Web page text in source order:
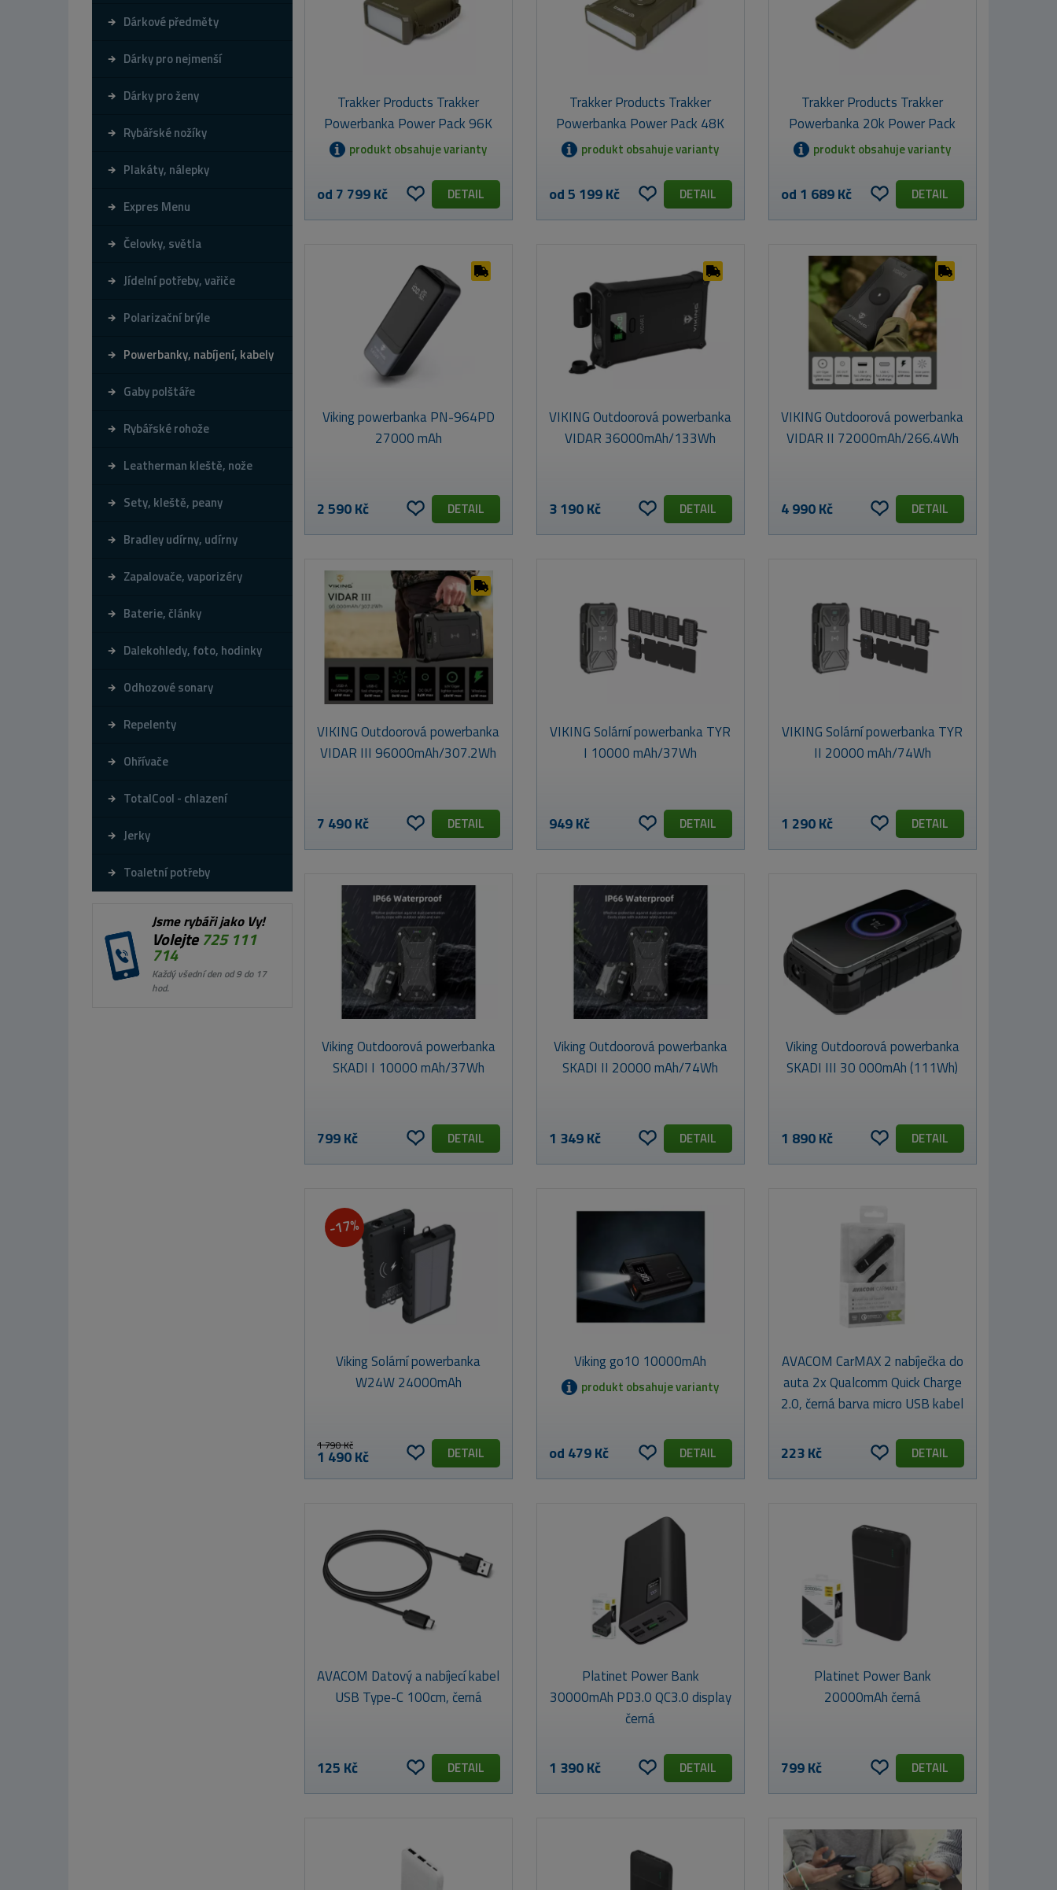
Dárkové předměty
Dárky pro nejmenší
Dárky pro ženy
Rybářské nožíky
Plakáty, nálepky
Expres Menu
Čelovky, světla
Jídelní potřeby, vařiče
Polarizační brýle
Powerbanky, nabíjení, kabely
Gaby polštáře
Rybářské rohože
Leatherman kleště, nože
Sety, kleště, peany
Bradley udírny, udírny
Zapalovače, vaporizéry
Baterie, články
Dalekohledy, foto, hodinky
Odhozové sonary
Repelenty
Ohřívače
TotalCool - chlazení
Jerky
Toaletní potřeby
Jsme rybáři jako Vy!
Volejte725 111
714
Každý všední den od 9 do 17
hod.
Trakker Products Trakker
Powerbanka Power Pack 96K
produkt obsahuje varianty
od 7 799 Kč DETAIL
Trakker Products Trakker
Powerbanka Power Pack 48K
produkt obsahuje varianty
od 5 199 Kč DETAIL
Trakker Products Trakker
Powerbanka 20k Power Pack
produkt obsahuje varianty
od 1 689 Kč DETAIL
Viking powerbanka PN-964PD
27000 mAh
2 590 Kč DETAIL
VIKING Outdoorová powerbanka
VIDAR 36000mAh/133Wh
3 190 Kč DETAIL
VIKING Outdoorová powerbanka
VIDAR II 72000mAh/266.4Wh
4 990 Kč DETAIL
VIKING Outdoorová powerbanka
VIDAR III 96000mAh/307.2Wh
7 490 Kč DETAIL
VIKING Solární powerbanka TYR
I 10000 mAh/37Wh
949 Kč DETAIL
VIKING Solární powerbanka TYR
II 20000 mAh/74Wh
1 290 Kč DETAIL
Viking Outdoorová powerbanka
SKADI I 10000 mAh/37Wh
799 Kč DETAIL
Viking Outdoorová powerbanka
SKADI II 20000 mAh/74Wh
1 349 Kč DETAIL
Viking Outdoorová powerbanka
SKADI III 30 000mAh (111Wh)
1 890 Kč DETAIL
-17%
Viking Solární powerbanka
W24W 24000mAh
1 790 Kč
1 490 Kč DETAIL
Viking go10 10000mAh
produkt obsahuje varianty
od 479 Kč DETAIL
AVACOM CarMAX 2 nabíječka do
auta 2x Qualcomm Quick Charge
2.0, černá barva micro USB kabel
223 Kč DETAIL
AVACOM Datový a nabíjecí kabel
USB Type-C 100cm, černá
125 Kč DETAIL
Platinet Power Bank
30000mAh PD3.0 QC3.0 display
černá
1 390 Kč DETAIL
Platinet Power Bank
20000mAh černá
799 Kč DETAIL